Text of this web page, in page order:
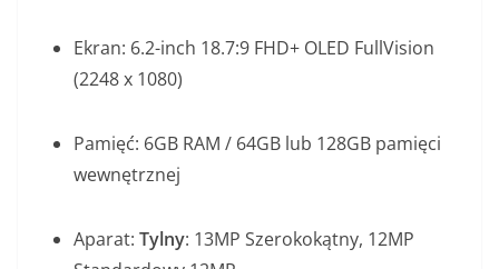
Ekran: 6.2-inch 18.7:9 FHD+ OLED FullVision
(2248 x 1080)
Pamięć: 6GB RAM / 64GB lub 128GB pamięci
wewnętrznej
Aparat: Tylny: 13MP Szerokokątny, 12MP